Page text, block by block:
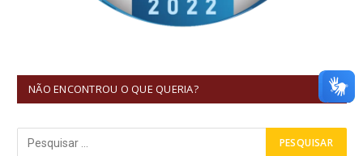
NÃO ENCONTROU O QUE QUERIA?